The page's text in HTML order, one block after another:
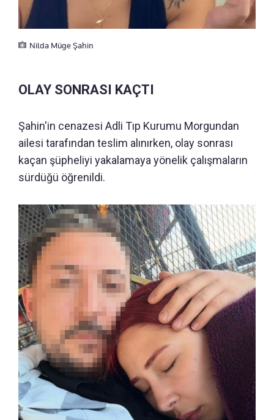
Nilda Müge Şahin
OLAY SONRASI KAÇTI
Şahin'in cenazesi Adli Tıp Kurumu Morgundan
ailesi tarafından teslim alınırken, olay sonrası
kaçan şüpheliyi yakalamaya yönelik çalışmaların
sürdüğü öğrenildi.